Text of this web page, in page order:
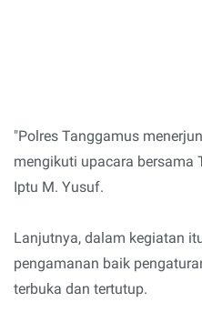
"Polres Tanggamus
mengikuti upacara bersama
Iptu M. Yusuf.
Lanjutnya, dalam kegiatan
pengamanan baik
terbuka dan tertutup.